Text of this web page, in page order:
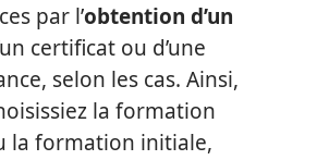
par l’obtention d’un
certificat ou d’une
selon les cas. Ainsi,
la formation
la formation initiale,